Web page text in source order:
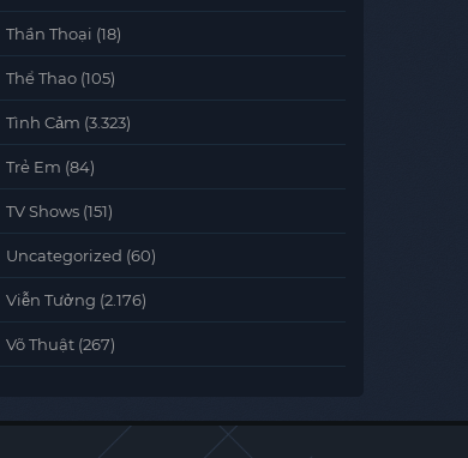
Thần Thoại (18)
Thể Thao (105)
Tình Cảm (3.323)
Trẻ Em (84)
TV Shows (151)
Uncategorized (60)
Viễn Tưởng (2.176)
Võ Thuật (267)